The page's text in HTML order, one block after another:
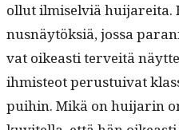
ollut ilmi­selviä
nus­näytök­siä, jos­sa
vat oikeasti ter­veitä
ihmis­teot perus­tu­i­v­at
pui­hin. Mikä on hui­jarin